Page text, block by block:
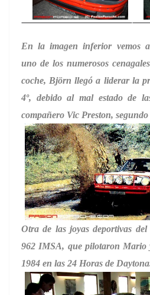
En la imagen inferior vemos a
uno de los numerosos
coche, Björn llegó a liderar la
4º, debido al mal estado de
compañero Vic Preston,
Otra de las joyas deportivas del
962 IMSA, que pilotaron Mario
1984 en las 24 Horas de